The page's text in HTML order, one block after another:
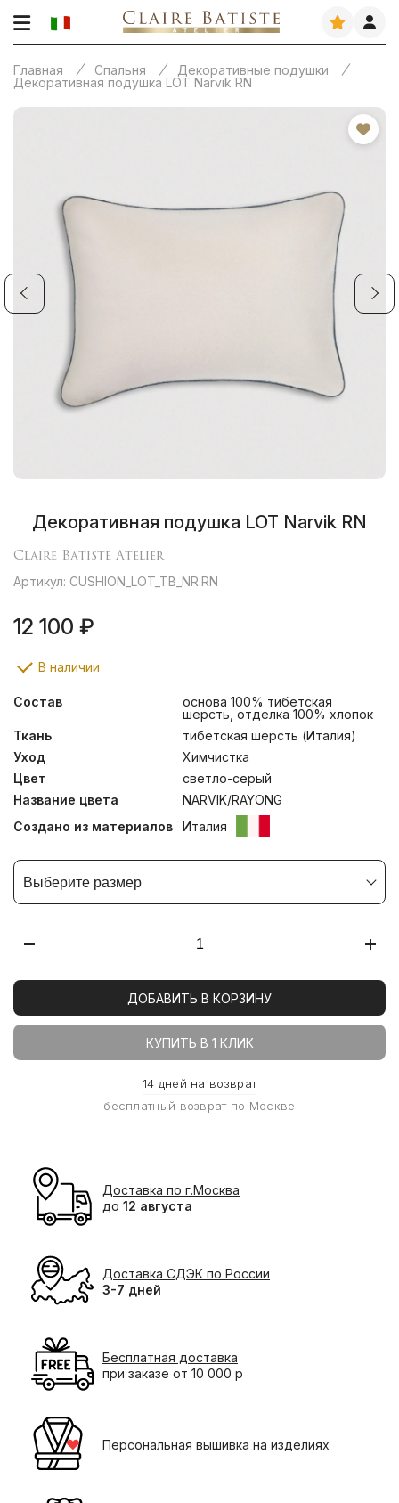
Главная Спальня
Декоративные подушки
Декоративная подушка LOT Narvik RN
Декоративная подушка LOT Narvik RN
Claire Batiste Atelier
Артикул: CUSHION_LOT_TB_NR.RN
12 100 ₽
В наличии
Состав
основа 100% тибетская
шерсть, отделка 100% хлопок
Ткань
тибетская шерсть (Италия)
Уход
Химчистка
Цвет
светло-серый
Название цвета
NARVIK/RAYONG
Создано из материалов
Италия
Выберите размер
ДОБАВИТЬ В КОРЗИНУ
КУПИТЬ В 1 КЛИК
14 дней на возврат
бесплатный возврат по Москве
Доставка по г.Москва
до 12 августа
Доставка СДЭК по России
3-7 дней
Бесплатная доставка
при заказе от 10 000 р
Персональная вышивка на изделиях